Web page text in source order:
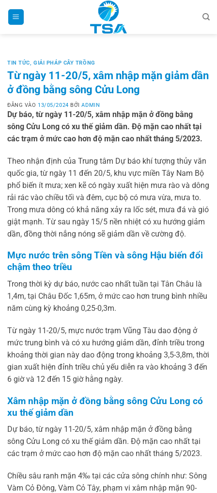
TIN TỨC,GIẢI PHÁP CÂY TRỒNG
Từ ngày 11-20/5, xâm nhập mặn giảm dần
ở đồng bằng sông Cửu Long
ĐĂNG VÀO 13/05/2024 BỞIADMIN
Dự báo, từ ngày 11-20/5, xâm nhập mặn ở đồng bằng
sông Cửu Long có xu thế giảm dần. Độ mặn cao nhất tại
các trạm ở mức cao hơn độ mặn cao nhất tháng 5/2023.
Theo nhận định của Trung tâm Dự báo khí tượng thủy văn
quốc gia, từ ngày 11 đến 20/5, khu vực miền Tây Nam Bộ
phổ biến ít mưa; xen kẽ có ngày xuất hiện mưa rào và dông
rải rác vào chiều tối và đêm, cục bộ có mưa vừa, mưa to.
Trong mưa dông có khả năng xảy ra lốc sét, mưa đá và gió
giật mạnh. Từ sau ngày 15/5 nền nhiệt có xu hướng giảm
dần, đồng thời nắng nóng sẽ giảm dần về cường độ.
Mực nước trên sông Tiền và sông Hậu biến đổi
chậm theo triều
Trong thời kỳ dự báo, nước cao nhất tuần tại Tân Châu là
1,4m, tại Châu Đốc 1,65m, ở mức cao hơn trung bình nhiều
năm cùng kỳ khoảng 0,25-0,3m.
Từ ngày 11-20/5, mực nước trạm Vũng Tàu dao động ở
mức trung bình và có xu hướng giảm dần, đỉnh triều trong
khoảng thời gian này dao động trong khoảng 3,5-3,8m, thời
gian xuất hiện đỉnh triều chủ yếu diễn ra vào khoảng 3 đến
6 giờ và 12 đến 15 giờ hằng ngày.
Xâm nhập mặn ở đồng bằng sông Cửu Long có
xu thế giảm dần
Dự báo, từ ngày 11-20/5, xâm nhập mặn ở đồng bằng
sông Cửu Long có xu thế giảm dần. Độ mặn cao nhất tại
các trạm ở mức cao hơn độ mặn cao nhất tháng 5/2023.
Chiều sâu ranh mặn 4‰ tại các cửa sông chính như: Sông
Vàm Cỏ Đông, Vàm Cỏ Tây, phạm vi xâm nhập mặn 90-